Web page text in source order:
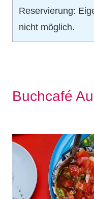
Reservierung:
nicht möglich.
Buchcafé